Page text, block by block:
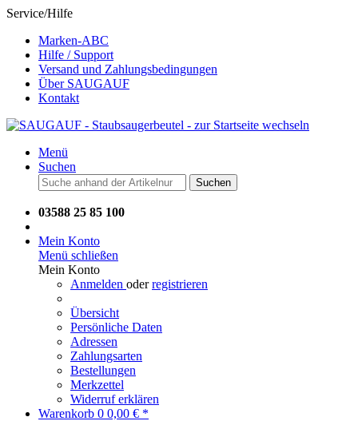
Service/Hilfe
Marken-ABC
Hilfe / Support
Versand und Zahlungsbedingungen
Über SAUGAUF
Kontakt
Menü
Suchen
Suchen
03588 25 85 100
Mein Konto
Menü schließen
Mein Konto
Anmelden oderregistrieren
Übersicht
Persönliche Daten
Adressen
Zahlungsarten
Bestellungen
Merkzettel
Widerruf erklären
Warenkorb 0 0,00 € *